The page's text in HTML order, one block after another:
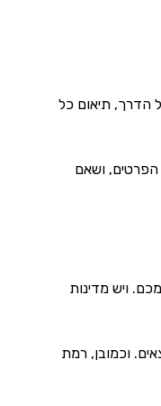
הדרך, תיאום כל
ושאם
ויש מדינות
וכמובן, רמת